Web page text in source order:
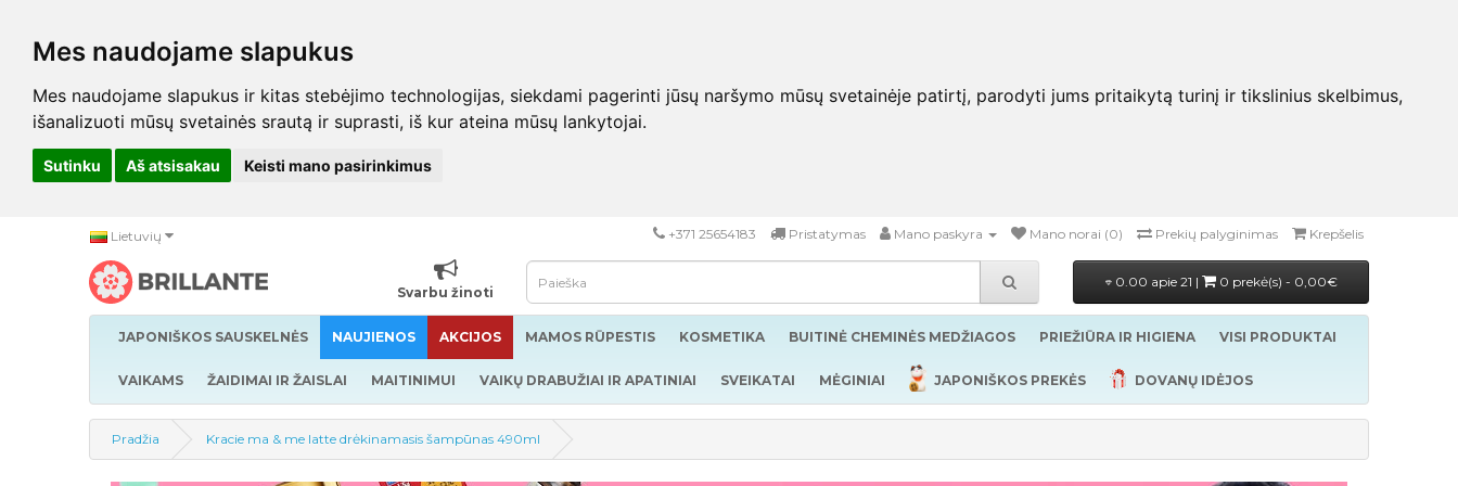
Mes naudojame slapukus
Mes naudojame slapukus ir kitas stebėjimo technologijas, siekdami pagerinti jūsų naršymo mūsų svetainėje patirtį, parodyti jums pritaikytą turinį ir tikslinius skelbimus,
išanalizuoti mūsų svetainės srautą ir suprasti, iš kur ateina mūsų lankytojai.
Sutinku Aš atsisakau Keisti mano pasirinkimus
Lietuvių +371 25654183 Pristatymas Mano paskyra Mano norai (0) Prekių palyginimas Krepšelis
Svarbu žinoti
0.00 apie 21 | 0 prekė(s) - 0,00€
JAPONIŠKOS SAUSKELNĖS NAUJIENOS AKCIJOS MAMOS RŪPESTIS KOSMETIKA BUITINĖ CHEMINĖS MEDŽIAGOS PRIEŽIŪRA IR HIGIENA VISI PRODUKTAI
VAIKAMS ŽAIDIMAI IR ŽAISLAI MAITINIMUI VAIKŲ DRABUŽIAI IR APATINIAI SVEIKATAI MĖGINIAI JAPONIŠKOS PREKĖS DOVANŲ IDĖJOS
Pradžia Kracie ma & me latte drėkinamasis šampūnas 490ml